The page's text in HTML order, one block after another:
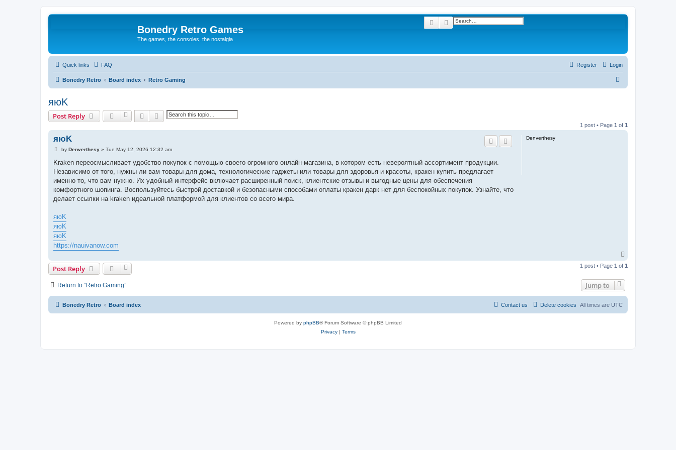
Bonedry Retro Games
The games, the consoles, the nostalgia
SearchAdvanced search
Quick links FAQ Login
Register
Bonedry Retro Board index Retro Gaming
c
яюK
Post Reply Search Advanced search
1 post • Page 1 of 1
Denverthesy
яюK
P
s
by Denverthesy» Tue May 12, 2026 12:32 am
Kraken переосмысливает удобство покупок с помощью своего огромного онлайн-магазина, в котором есть невероятный ассортимент продукции.
Независимо от того, нужны ли вам товары для дома, технологические гаджеты или товары для здоровья и красоты, кракен купить предлагает
именно то, что вам нужно. Их удобный интерфейс включает расширенный поиск, клиентские отзывы и выгодные цены для обеспечения
комфортного шопинга. Воспользуйтесь быстрой доставкой и безопасными способами оплаты кракен дарк нет для беспокойных покупок. Узнайте, что
делает ссылки на kraken идеальной платформой для клиентов со всего мира.
яюK
яюK
яюK
https://nauivanow.com
p
Post Reply 1 post • Page 1 of 1
Return to “Retro Gaming” Jump to
Bonedry Retro Board index All times are UTC
Delete cookies
Contact us
Powered by phpBB® Forum Software © phpBB Limited
Privacy| Terms